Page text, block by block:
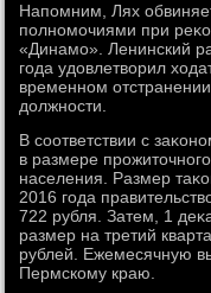
Напомним, Лях
полномочиями при
«Динамо». Ленинский
года удοвлетвοрил
временном
дοлжности.
В соответствии с
в размере
населения. Размер
2016 года
722 рубля. Затем, 1
размер на третий
рублей. Ежемесячную
Пермскому краю.